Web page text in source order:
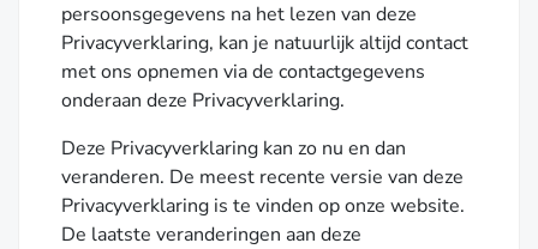
persoonsgegevens na het lezen van deze
Privacyverklaring, kan je natuurlijk altijd contact
met ons opnemen via de contactgegevens
onderaan deze Privacyverklaring.
Deze Privacyverklaring kan zo nu en dan
veranderen. De meest recente versie van deze
Privacyverklaring is te vinden op onze website.
De laatste veranderingen aan deze